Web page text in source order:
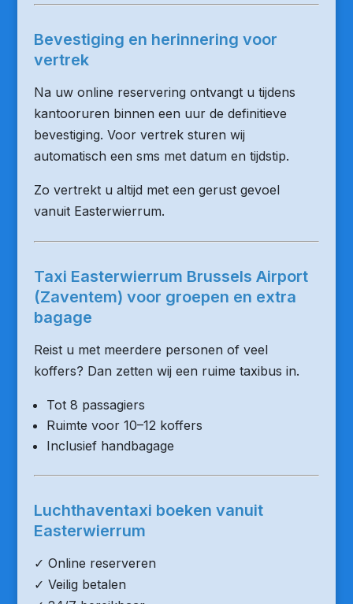
Bevestiging en herinnering voor
vertrek
Na uw online reservering ontvangt u tijdens
kantooruren binnen een uur de definitieve
bevestiging. Voor vertrek sturen wij
automatisch een sms met datum en tijdstip.
Zo vertrekt u altijd met een gerust gevoel
vanuit Easterwierrum.
Taxi Easterwierrum Brussels Airport
(Zaventem) voor groepen en extra
bagage
Reist u met meerdere personen of veel
koffers? Dan zetten wij een ruime taxibus in.
Tot 8 passagiers
Ruimte voor 10–12 koffers
Inclusief handbagage
Luchthaventaxi boeken vanuit
Easterwierrum
✓ Online reserveren
✓ Veilig betalen